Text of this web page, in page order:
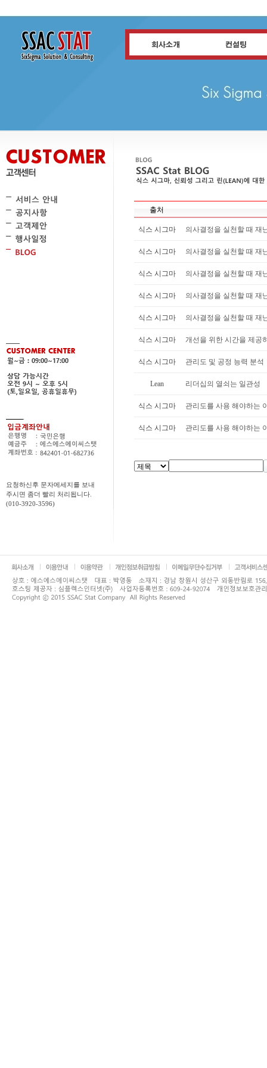
요청하신후 문자메세지를 보내
주시면 좀더 빨리 처리됩니다.
(010-3920-3596)
출처
식스 시그마 의사결정을 실천할 때 재
식스 시그마 의사결정을 실천할 때 재
식스 시그마 의사결정을 실천할 때 재
식스 시그마 의사결정을 실천할 때 재
식스 시그마 의사결정을 실천할 때 재
식스 시그마 개선을 위한 시간을 제공
식스 시그마 관리도 및 공정 능력 분석
Lean 리더십의 열쇠는 일관성
식스 시그마 관리도를 사용 해야하는
식스 시그마 관리도를 사용 해야하는